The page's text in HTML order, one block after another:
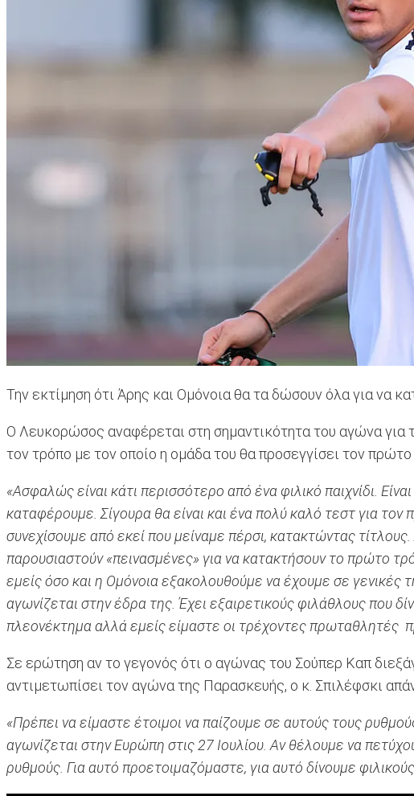
Την εκτίμηση ότι Άρης και Ομόνοια θα τα δώσουν όλα για να
Ο Λευκορώσος αναφέρεται στη σημαντικότητα του αγώνα
τον τρόπο με τον οποίο η ομάδα του θα προσεγγίσει τον
«Ασφαλώς είναι κάτι περισσότερο από ένα φιλικό παιχνίδι.
καταφέρουμε. Σίγουρα θα είναι και ένα πολύ καλό τεστ για
συνεχίσουμε από εκεί που μείναμε πέρσι, κατακτώντας
παρουσιαστούν «πεινασμένες» για να κατακτήσουν το πρώτο
εμείς όσο και η Ομόνοια εξακολουθούμε να έχουμε σε γενικές
αγωνίζεται στην έδρα της. Έχει εξαιρετικούς φιλάθλους που
πλεονέκτημα αλλά εμείς είμαστε οι τρέχοντες πρωταθλητές
Σε ερώτηση αν το γεγονός ότι ο αγώνας του Σούπερ Καπ
αντιμετωπίσει τον αγώνα της Παρασκευής, ο κ. Σπιλέφσκι
«Πρέπει να είμαστε έτοιμοι να παίζουμε σε αυτούς τους
αγωνίζεται στην Ευρώπη στις 27 Ιουλίου. Αν θέλουμε να
ρυθμούς. Για αυτό προετοιμαζόμαστε, για αυτό δίνουμε